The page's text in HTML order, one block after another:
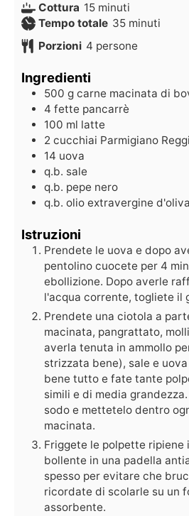
Cottura 15 minuti
Tempo totale 35 minuti
Porzioni 4 persone
Ingredienti
500 g carne macinata di
4 fette pancarrè
100 ml latte
2 cucchiai Parmigiano
14 uova
q.b. sale
q.b. pepe nero
q.b. olio extravergine d'oliva
Istruzioni
Prendete le uova e dopo
pentolino cuocete per 4
ebollizione. Dopo averle
l'acqua corrente, togliete il
Prendete una ciotola a
macinata, pangrattato,
averla tenuta in ammollo
strizzata bene), sale e
bene tutto e fate tante
simili e di media
sodo e mettetelo dentro
macinata.
Friggete le polpette ripiene
bollente in una padella
spesso per evitare che
ricordate di scolarle su un
assorbente.